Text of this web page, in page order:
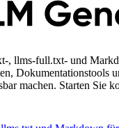
, llms-full.txt- und
Dokumentationstools
machen. Starten Sie